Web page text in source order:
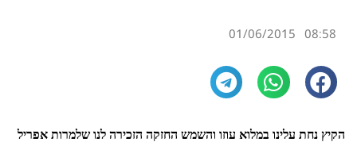
08:58
01/06/2015
הקיץ נחת עלינו במלוא עוזו והשמש החזקה הזכירה לנו שלמרות אפריל